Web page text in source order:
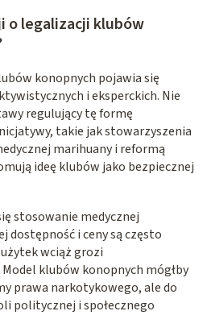
o legalizacji klubów
konopnych pojawia się
i eksperckich. Nie
regulujący tę formę
takie jak stowarzyszenia
marihuany i reformą
ideę klubów jako bezpiecznej
stosowanie medycznej
dostępność i ceny są często
wciąż grozi
klubów konopnych mógłby
prawa narkotykowego, ale do
politycznej i społecznego